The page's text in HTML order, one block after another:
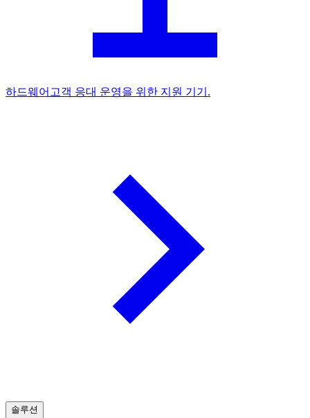
하드웨어 고객 응대 운영을 위한 지원 기기.
솔루션